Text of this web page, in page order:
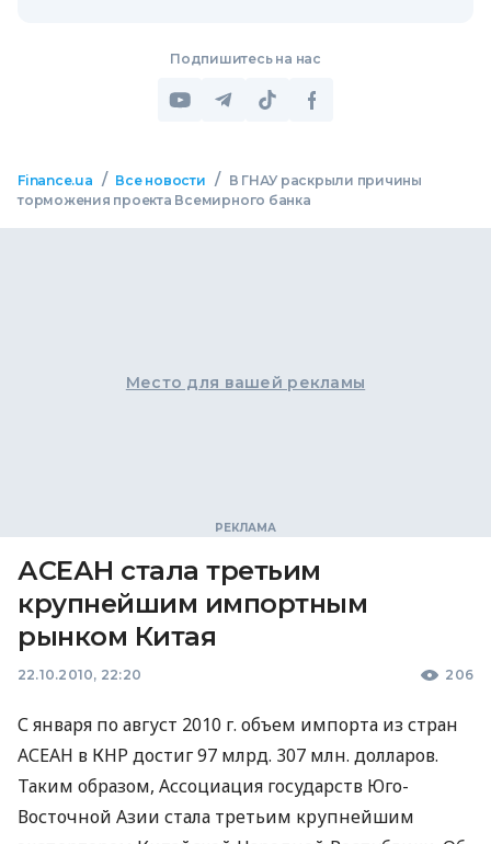
Подпишитесь на нас
Finance.ua / Все новости /
В ГНАУ раскрыли причины
торможения проекта Всемирного банка
Место для вашей рекламы
АСЕАН стала третьим
крупнейшим импортным
рынком Китая
22.10.2010, 22:20 206
С января по август 2010 г. объем импорта из стран
АСЕАН в КНР достиг 97 млрд. 307 млн. долларов.
Таким образом, Ассоциация государств Юго-
Восточной Азии стала третьим крупнейшим